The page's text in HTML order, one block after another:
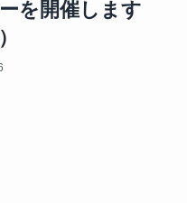
を開催します